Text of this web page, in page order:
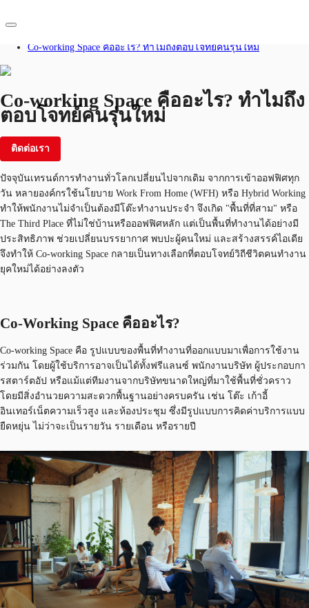
พื้นที่สำนักงาน
เฟล็กสเปซ
บทความที่น่าสนใจ
เกี่ยวกับ JLL
อสังหาริมทรัพย์ที่บันทึกไว้
+66 2 624 6471 ติดต่อเรา
Co-working Space คืออะไร? ทำไมถึงตอบโจทย์คนรุ่นใหม่
Co-working Space คืออะไร? ทำไมถึง
ตอบโจทย์คนรุ่นใหม่
ติดต่อเรา
ปัจจุบันเทรนด์การทำงานทั่วโลกเปลี่ยนไปจากเดิม จากการเข้าออฟฟิศทุก
วัน หลายองค์กรใช้นโยบาย Work From Home (WFH) หรือ Hybrid Working
ทำให้พนักงานไม่จำเป็นต้องมีโต๊ะทำงานประจำ จึงเกิด "พื้นที่ที่สาม" หรือ
The Third Place ที่ไม่ใช่บ้านหรือออฟฟิศหลัก แต่เป็นพื้นที่ทำงานได้อย่างมี
ประสิทธิภาพ ช่วยเปลี่ยนบรรยากาศ พบปะผู้คนใหม่ และสร้างสรรค์ไอเดีย
จึงทำให้ Co-working Space กลายเป็นทางเลือกที่ตอบโจทย์วิถีชีวิตคนทำงาน
ยุคใหม่ได้อย่างลงตัว
Co-Working Space คืออะไร?
Co-working Space คือ รูปแบบของพื้นที่ทำงานที่ออกแบบมาเพื่อการใช้งาน
ร่วมกัน โดยผู้ใช้บริการอาจเป็นได้ทั้งฟรีแลนซ์ พนักงานบริษัท ผู้ประกอบกา
รสตาร์ตอัป หรือแม้แต่ทีมงานจากบริษัทขนาดใหญ่ที่มาใช้พื้นที่ชั่วคราว
โดยมีสิ่งอำนวยความสะดวกพื้นฐานอย่างครบครัน เช่น โต๊ะ เก้าอี้
อินเทอร์เน็ตความเร็วสูง และห้องประชุม ซึ่งมีรูปแบบการคิดค่าบริการแบบ
ยืดหยุ่น ไม่ว่าจะเป็นรายวัน รายเดือน หรือรายปี